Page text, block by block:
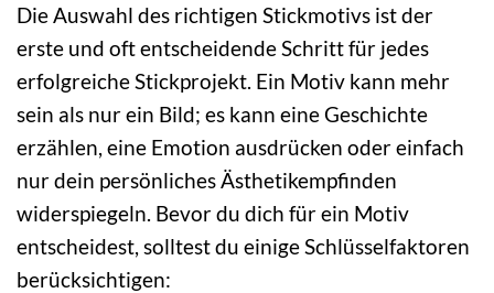
Die Auswahl des richtigen Stickmotivs ist der
erste und oft entscheidende Schritt für jedes
erfolgreiche Stickprojekt. Ein Motiv kann mehr
sein als nur ein Bild; es kann eine Geschichte
erzählen, eine Emotion ausdrücken oder einfach
nur dein persönliches Ästhetikempfinden
widerspiegeln. Bevor du dich für ein Motiv
entscheidest, solltest du einige Schlüsselfaktoren
berücksichtigen: